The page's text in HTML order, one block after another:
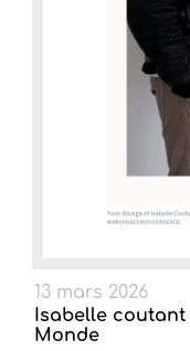
13 mars 2026
Isabelle coutant
Monde